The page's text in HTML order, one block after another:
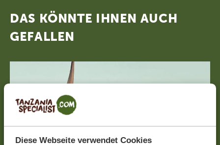
Diese Webseite verwendet Cookies
DAS KÖNNTE IHNEN AUCH
GEFALLEN